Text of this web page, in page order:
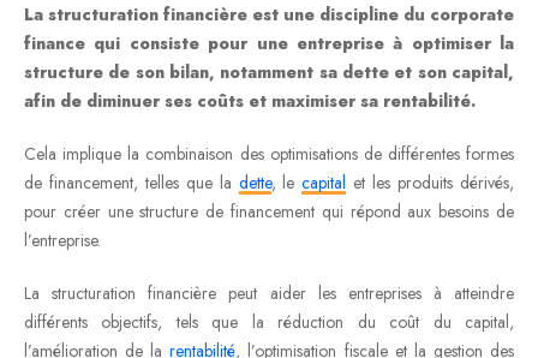
La structuration financière est une discipline du corporate
finance qui consiste pour une entreprise à optimiser la
structure de son bilan, notamment sa dette et son capital,
afin de diminuer ses coûts et maximiser sa rentabilité.
Cela implique la combinaison des optimisations de différentes formes
de financement, telles que la dette, lecapital et les produits dérivés,
pour créer une structure de financement qui répond aux besoins de
l’entreprise.
La structuration financière peut aider les entreprises à atteindre
différents objectifs, tels que la réduction du coût du capital,
l’amélioration de larentabilité, l’optimisation fiscale et la gestion des